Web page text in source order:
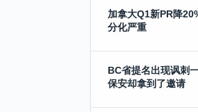
加拿大Q1新PR降
分化严重
BC省提名出现讽刺
保安却拿到了邀请